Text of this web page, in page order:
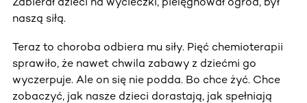
naszą siłą.
Teraz to choroba odbiera mu siły. Pięć chemioterapii
sprawiło, że nawet chwila zabawy z dziećmi go
wyczerpuje. Ale on się nie podda. Bo chce żyć. Chce
zobaczyć, jak nasze dzieci dorastają, jak spełniają